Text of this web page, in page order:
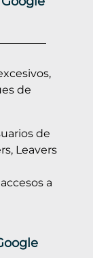
de
de
Leavers
a